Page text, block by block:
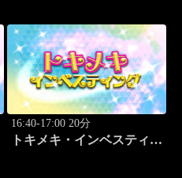
16:40-17:00 20分
トキメキ・インベスティン